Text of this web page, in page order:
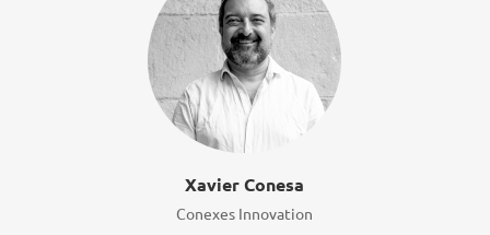
Xavier Conesa
Conexes Innovation